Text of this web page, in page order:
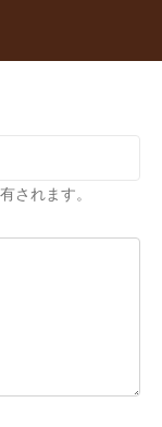
されます。